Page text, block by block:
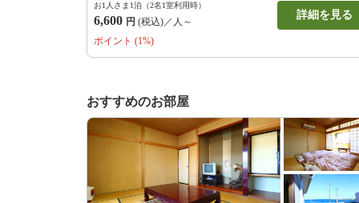
お1人さま1泊（2名1室利用時）
6,600 円 (税込)／人～
詳細を見る
ポイント (1%)
おすすめのお部屋